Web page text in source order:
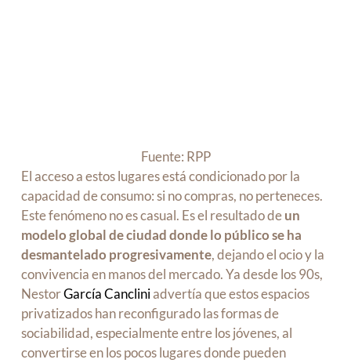
Fuente: RPP
El acceso a estos lugares está condicionado por la
capacidad de consumo: si no compras, no perteneces.
Este fenómeno no es casual. Es el resultado deun
modelo global de ciudad donde lo público se ha
desmantelado progresivamente, dejando el ocio y la
convivencia en manos del mercado. Ya desde los 90s,
NestorGarcía Cancliniadvertía que estos espacios
privatizados han reconfigurado las formas de
sociabilidad, especialmente entre los jóvenes, al
convertirse en los pocos lugares donde pueden